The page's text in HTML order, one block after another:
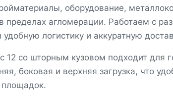
оборудование,
пределах агломерации. Работаем с
логистику и аккуратную
со шторным кузовом подходит для
боковая и верхняя загрузка, что
площадок.